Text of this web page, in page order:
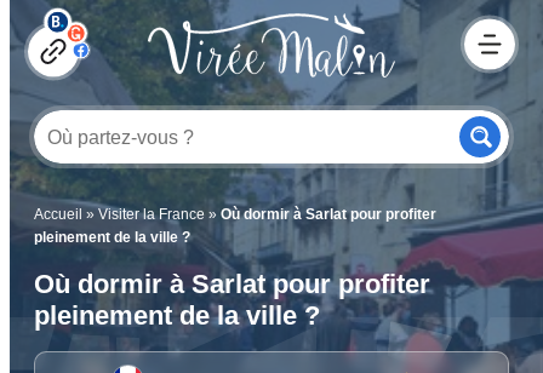
Accueil » Visiter la France » Où dormir à Sarlat pour profiter
pleinement de la ville ?
Où dormir à Sarlat pour profiter
pleinement de la ville ?